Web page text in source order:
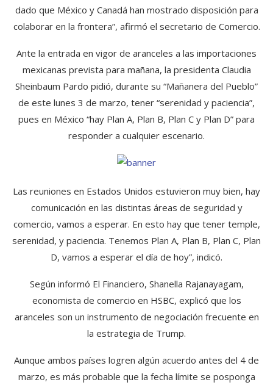
dado que México y Canadá han mostrado disposición para
colaborar en la frontera”, afirmó el secretario de Comercio.
Ante la entrada en vigor de aranceles a las importaciones
mexicanas prevista para mañana, la presidenta Claudia
Sheinbaum Pardo pidió, durante su “Mañanera del Pueblo”
de este lunes 3 de marzo, tener “serenidad y paciencia”,
pues en México “hay Plan A, Plan B, Plan C y Plan D” para
responder a cualquier escenario.
Las reuniones en Estados Unidos estuvieron muy bien, hay
comunicación en las distintas áreas de seguridad y
comercio, vamos a esperar. En esto hay que tener temple,
serenidad, y paciencia. Tenemos Plan A, Plan B, Plan C, Plan
D, vamos a esperar el día de hoy”, indicó.
Según informó El Financiero, Shanella Rajanayagam,
economista de comercio en HSBC, explicó que los
aranceles son un instrumento de negociación frecuente en
la estrategia de Trump.
Aunque ambos países logren algún acuerdo antes del 4 de
marzo, es más probable que la fecha límite se posponga